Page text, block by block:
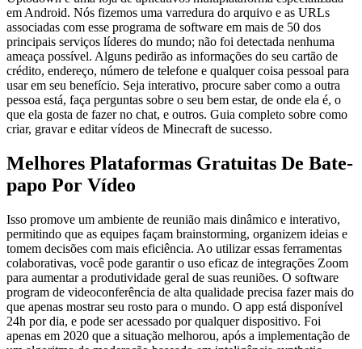
em Android. Nós fizemos uma varredura do arquivo e as URLs
associadas com esse programa de software em mais de 50 dos
principais serviços líderes do mundo; não foi detectada nenhuma
ameaça possível. Alguns pedirão as informações do seu cartão de
crédito, endereço, número de telefone e qualquer coisa pessoal para
usar em seu benefício. Seja interativo, procure saber como a outra
pessoa está, faça perguntas sobre o seu bem estar, de onde ela é, o
que ela gosta de fazer no chat, e outros. Guia completo sobre como
criar, gravar e editar vídeos de Minecraft de sucesso.
Melhores Plataformas Gratuitas De Bate-
papo Por Vídeo
Isso promove um ambiente de reunião mais dinâmico e interativo,
permitindo que as equipes façam brainstorming, organizem ideias e
tomem decisões com mais eficiência. Ao utilizar essas ferramentas
colaborativas, você pode garantir o uso eficaz de integrações Zoom
para aumentar a produtividade geral de suas reuniões. O software
program de videoconferência de alta qualidade precisa fazer mais do
que apenas mostrar seu rosto para o mundo. O app está disponível
24h por dia, e pode ser acessado por qualquer dispositivo. Foi
apenas em 2020 que a situação melhorou, após a implementação de